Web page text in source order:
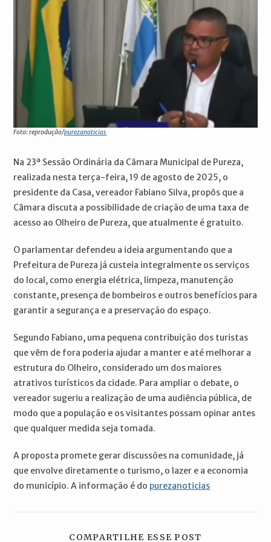
Foto: reprodução/purezanoticias
Na 23ª Sessão Ordinária da Câmara Municipal de Pureza,
realizada nesta terça-feira, 19 de agosto de 2025, o
presidente da Casa, vereador Fabiano Silva, propôs que a
Câmara discuta a possibilidade de criação de uma taxa de
acesso ao Olheiro de Pureza, que atualmente é gratuito.
O parlamentar defendeu a ideia argumentando que a
Prefeitura de Pureza já custeia integralmente os serviços
do local, como energia elétrica, limpeza, manutenção
constante, presença de bombeiros e outros benefícios para
garantir a segurança e a preservação do espaço.
Segundo Fabiano, uma pequena contribuição dos turistas
que vêm de fora poderia ajudar a manter e até melhorar a
estrutura do Olheiro, considerado um dos maiores
atrativos turísticos da cidade. Para ampliar o debate, o
vereador sugeriu a realização de uma audiência pública, de
modo que a população e os visitantes possam opinar antes
que qualquer medida seja tomada.
A proposta promete gerar discussões na comunidade, já
que envolve diretamente o turismo, o lazer e a economia
do município. A informação é do purezanoticias
COMPARTILHE ESSE POST